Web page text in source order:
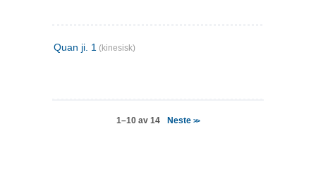
Quan ji. 1 (kinesisk)
1–10 av 14 Neste>>